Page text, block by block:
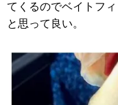
てくるのでベイトフ
と思って良い。